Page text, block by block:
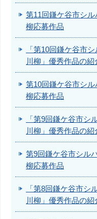
第11回鎌ケ谷市シル
柳応募作品
「第10回鎌ケ谷市
川柳」優秀作品の紹
第10回鎌ケ谷市シル
柳応募作品
「第9回鎌ケ谷市シ
川柳」優秀作品の紹
第9回鎌ケ谷市シルバ
柳応募作品
「第8回鎌ケ谷市シ
川柳」優秀作品の紹